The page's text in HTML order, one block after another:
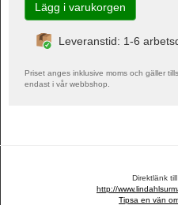
Leveranstid: 1-6
Priset anges inklusive moms och gäller
endast i vår webbshop.
Direktlänk
http://
Tipsa en vän